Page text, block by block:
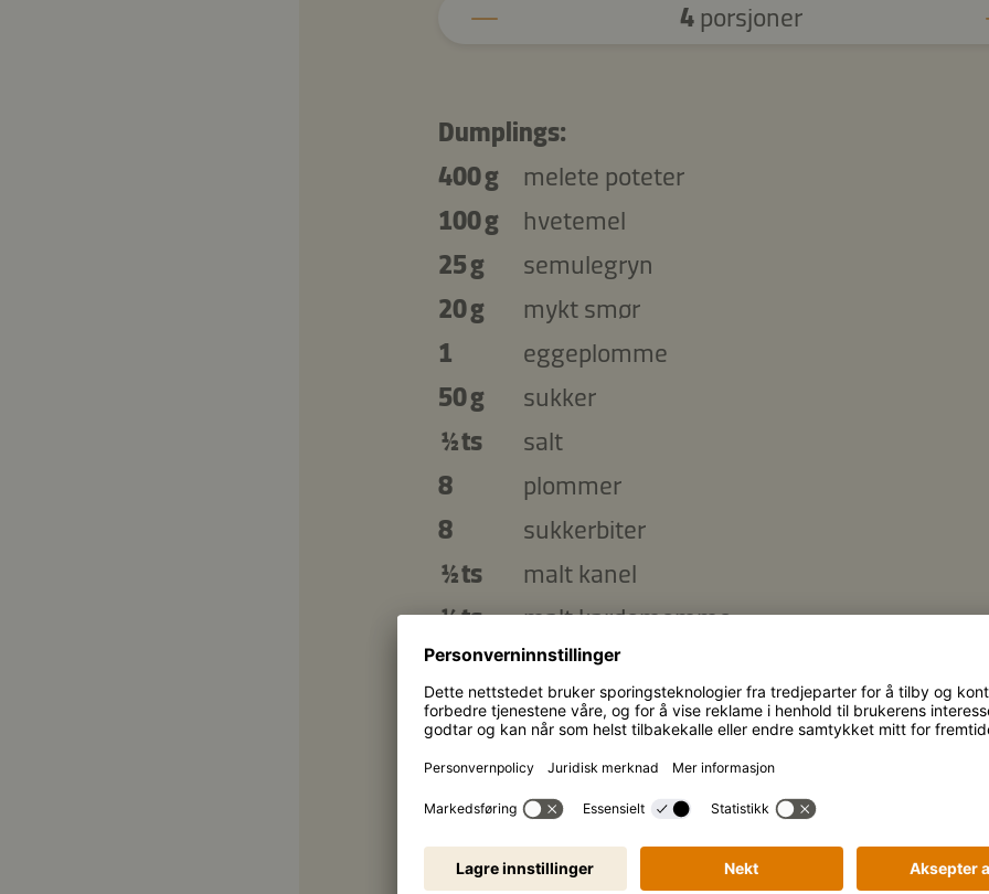
4 porsjoner
Dumplings:
400 g
melete poteter
100 g
hvetemel
25 g
semulegryn
20 g
mykt smør
1
eggeplomme
50 g
sukker
½ ts
salt
8
plommer
8
sukkerbiter
½ ts
malt kanel
¼ ts
malt kardemomme
2 ss
Kikkoman Naturlig Brygget Soyasaus
½ ts
salt til kokevannet
Trekk:
80 g
smør